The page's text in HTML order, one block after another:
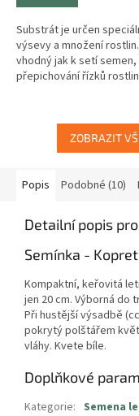
Substrát je určen
výsevy a množení
vhodný jak k setí
přepichování řízků
ZOBRAZIT
Popis Podobné (10)
Detailní popis
Semínka -
Kompaktní, keřovitá
jen 20 cm. Výborná do
Při hustější výsadbě
pokrytý polštářem
vláhy. Kvete bíle.
Doplňkové
Kategorie: Semena